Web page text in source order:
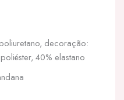
decoração:
40% elastano